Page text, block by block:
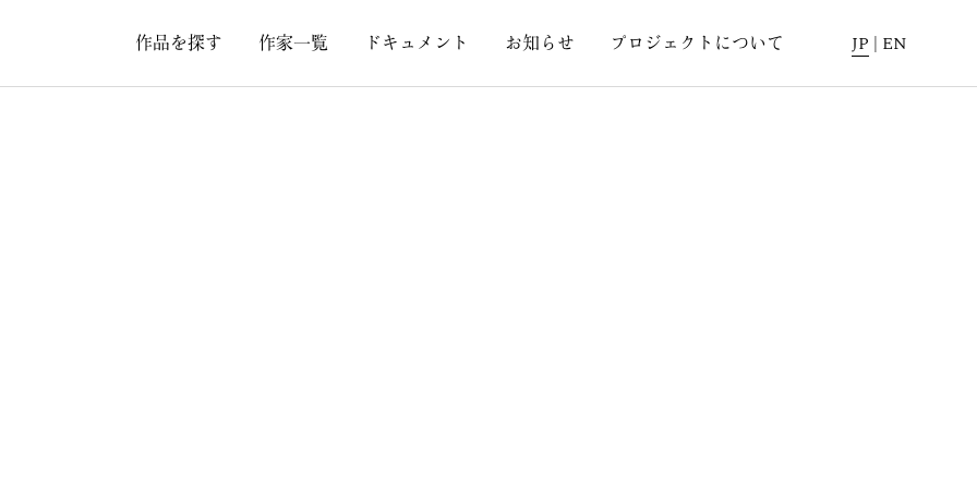
作品を探す 作家一覧 ドキュメント お知らせ プロジェクトについて JP | EN